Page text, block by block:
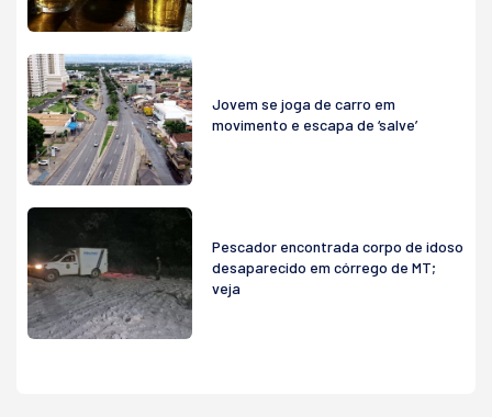
Jovem se joga de carro em
movimento e escapa de ‘salve’
Pescador encontrada corpo de idoso
desaparecido em córrego de MT;
veja